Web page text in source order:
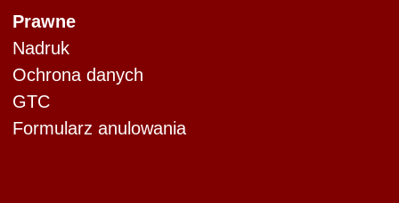
Prawne
Nadruk
Ochrona danych
GTC
Formularz anulowania